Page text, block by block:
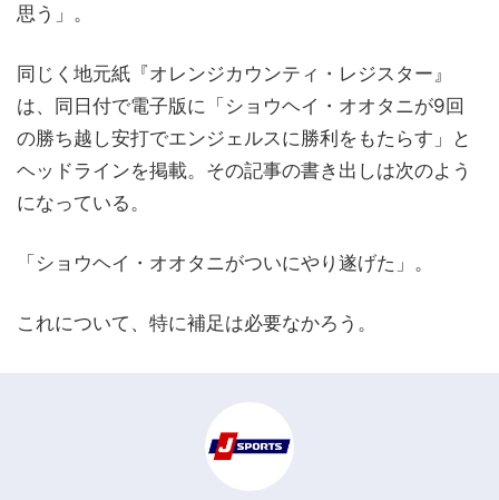
思う」。
同じく地元紙『オレンジカウンティ・レジスター』
は、同日付で電子版に「ショウヘイ・オオタニが9回
の勝ち越し安打でエンジェルスに勝利をもたらす」と
ヘッドラインを掲載。その記事の書き出しは次のよう
になっている。
「ショウヘイ・オオタニがついにやり遂げた」。
これについて、特に補足は必要なかろう。